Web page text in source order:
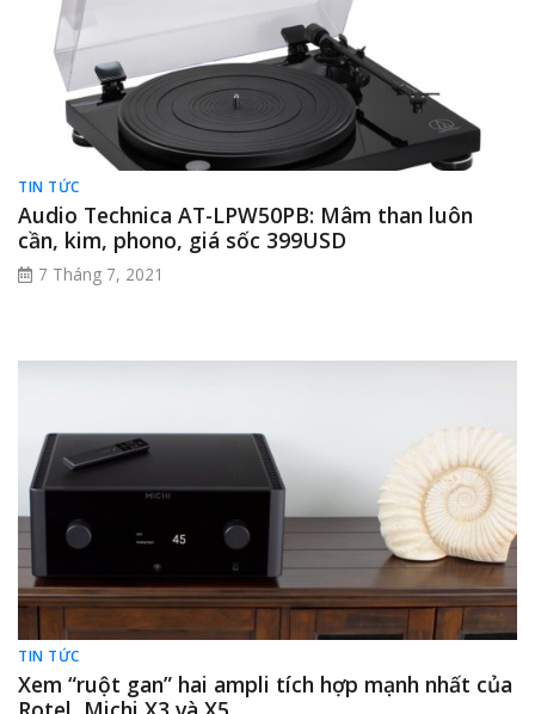
TIN TỨC
Audio Technica AT-LPW50PB: Mâm than luôn
cần, kim, phono, giá sốc 399USD
7 Tháng 7, 2021
TIN TỨC
Xem “ruột gan” hai ampli tích hợp mạnh nhất của